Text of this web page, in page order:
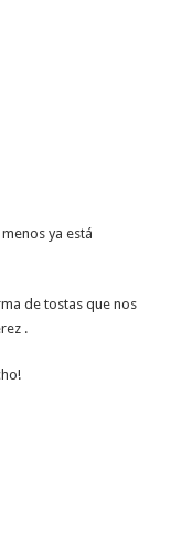
ya está
de tostas que nos
.